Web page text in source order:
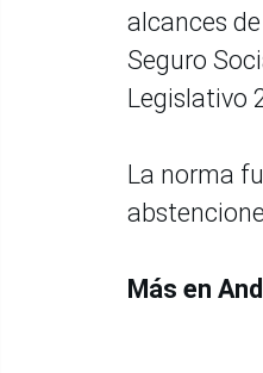
alcances
Seguro
Legislativo
La norma
Más en